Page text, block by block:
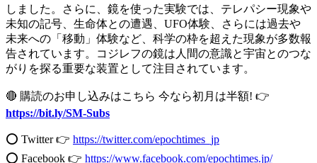
しました。さらに、鏡を使った実験では、テレパシー現象や
未知の記号、生命体との遭遇、UFO体験、さらには過去や
未来への「移動」体験など、科学の枠を超えた現象が多数報
告されています。コジレフの鏡は人間の意識と宇宙とのつな
がりを探る重要な装置として注目されています。
🔴 購読のお申し込みはこちら 今なら初月は半額! 👉
https://bit.ly/SM-Subs
⭕️ Twitter 👉 https://twitter.com/epochtimes_jp
⭕️ Facebook 👉 https://www.facebook.com/epochtimes.jp/